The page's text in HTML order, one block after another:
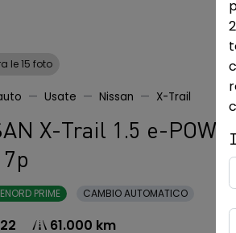
le 15 foto
Usate Nissan X-Trail
X-Trail 1.5 e-
PRIME CAMBIO AUTOMATICO
61.000 km